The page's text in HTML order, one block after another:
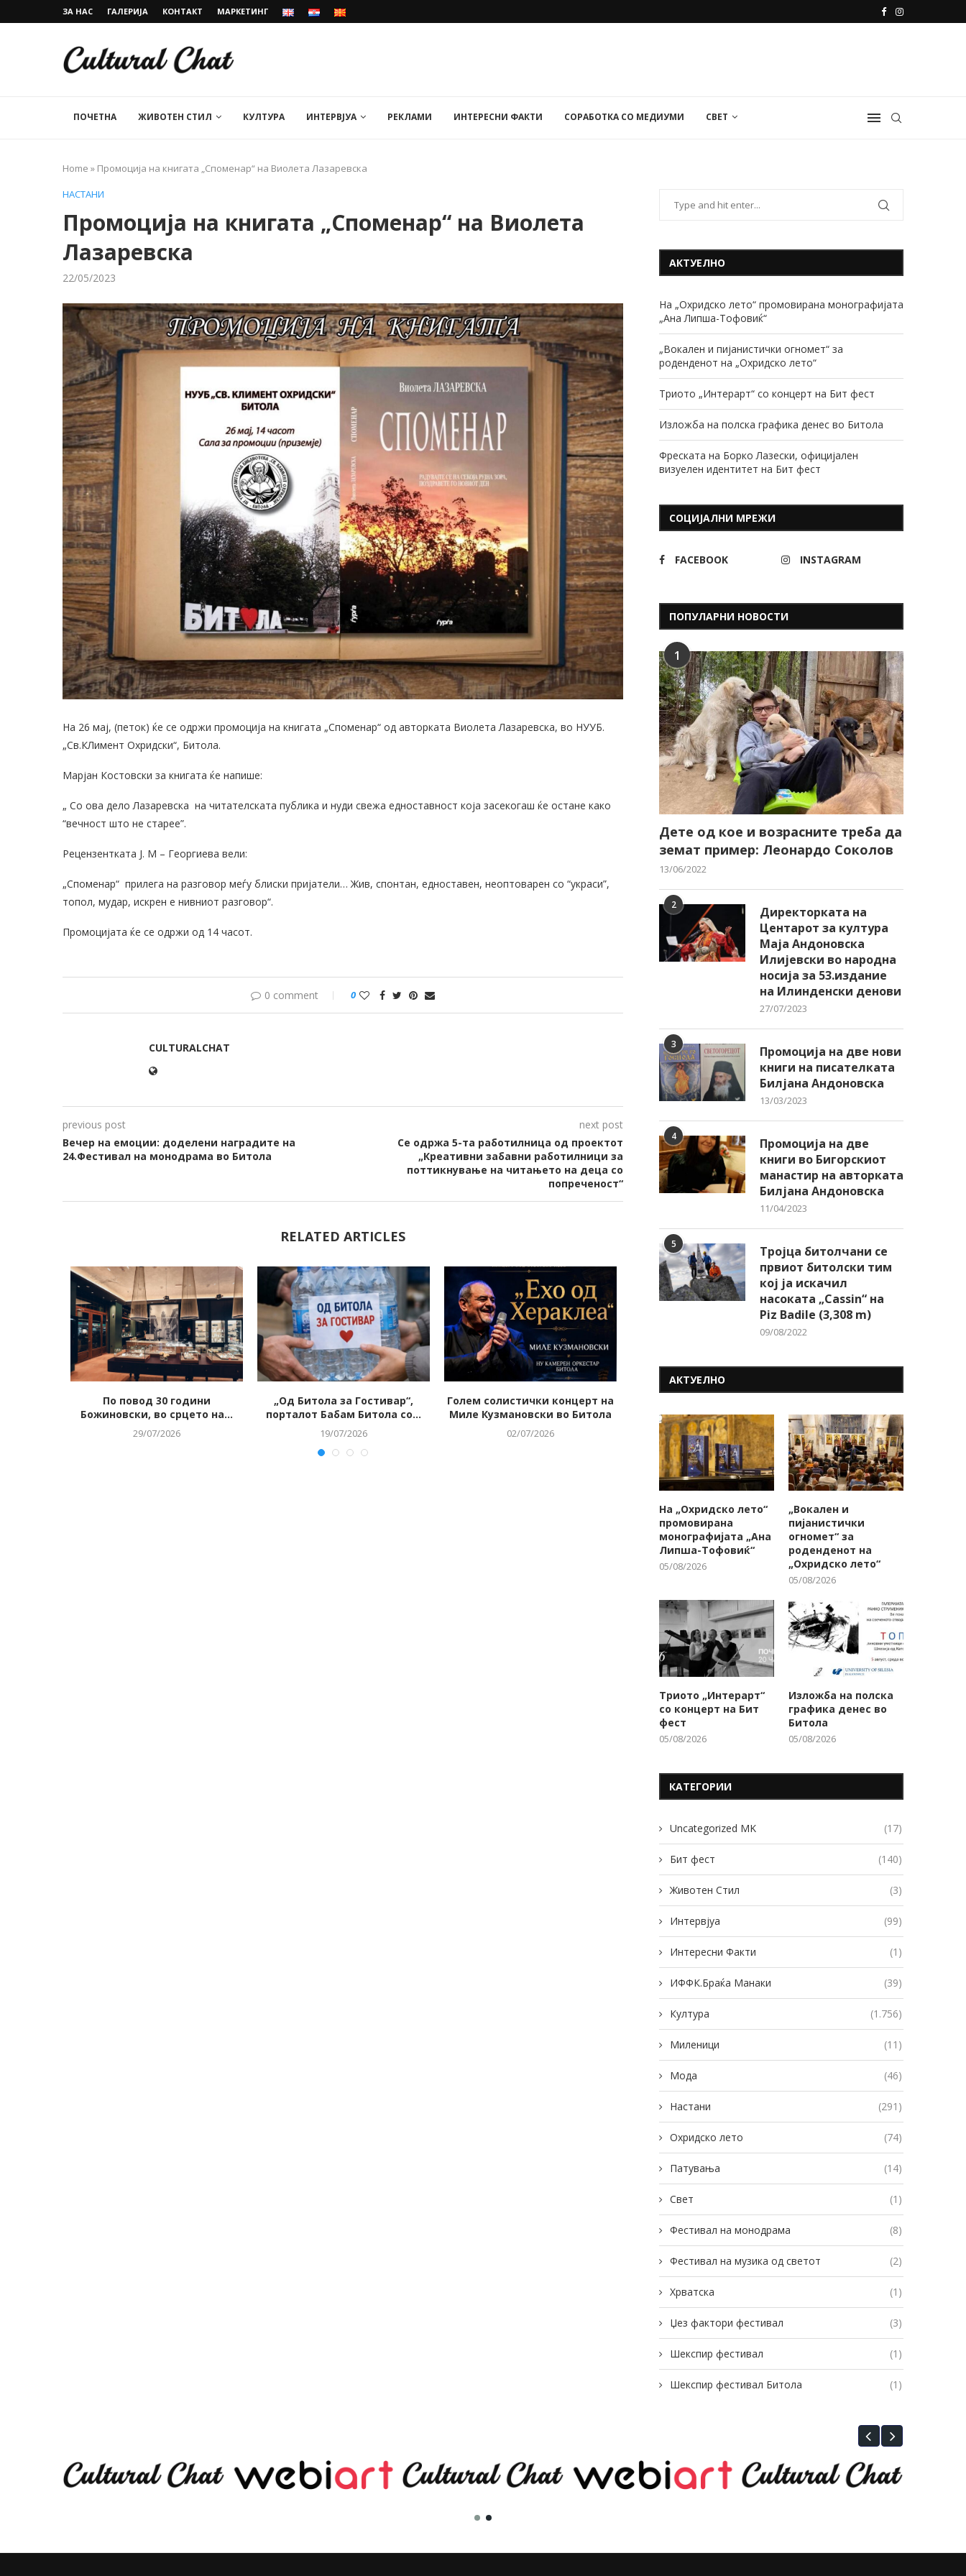
ЗА НАС ГАЛЕРИЈА КОНТАКТ МАРКЕТИНГ
ПОЧЕТНА ЖИВОТЕН СТИЛ КУЛТУРА ИНТЕРВЈУА РЕКЛАМИ ИНТЕРЕСНИ ФАКТИ СОРАБОТКА СО МЕДИУМИ СВЕТ
Home » Промоција на книгата „Споменар“ на Виолета Лазаревска
НАСТАНИ
Промоција на книгата „Споменар“ на Виолета
Лазаревска
22/05/2023
На 26 мај, (петок) ќе се одржи промоција на книгата „Споменар“ од авторката Виолета Лазаревска, во НУУБ.
„Св.КЛимент Охридски“, Битола.
Марјан Костовски за книгата ќе напише:
„ Со ова дело Лазаревска на читателската публика и нуди свежа едноставност која засекогаш ќе остане како
“вечност што не старее”.
Рецензентката Ј. М – Георгиева вели:
„Споменар“ прилега на разговор меѓу блиски пријатели… Жив, спонтан, едноставен, неоптоварен со “украси”,
топол, мудар, искрен е нивниот разговор“.
Промоцијата ќе се одржи од 14 часот.
0 comment 0
CULTURALCHAT
previous post
Вечер на емоции: доделени наградите на
24.Фестивал на монодрама во Битола
next post
Се одржа 5-та работилница од проектот
„Креативни забавни работилници за
поттикнување на читањето на деца со
попреченост“
RELATED ARTICLES
По повод 30 години
Божиновски, во срцето на...
29/07/2026
„Од Битола за Гостивар“,
порталот Бабам Битола со...
19/07/2026
Голем солистички концерт на
Миле Кузмановски во Битола
02/07/2026
Трибјут“ викендов во Битола
26/06/2026
да бидеш? Ново...
22/06/2026
АКТУЕЛНО
На „Охридско лето“ промовирана монографијата
„Ана Липша-Тофовиќ“
„Вокален и пијанистички огномет“ за
роденденот на „Охридско лето“
Триото „Интерарт“ со концерт на Бит фест
Изложба на полска графика денес во Битола
Фреската на Борко Лазески, официјален
визуелен идентитет на Бит фест
СОЦИЈАЛНИ МРЕЖИ
FACEBOOK INSTAGRAM
ПОПУЛАРНИ НОВОСТИ
1
Дете од кое и возрасните треба да
земат пример: Леонардо Соколов
13/06/2022
2
Директорката на
Центарот за култура
Маја Андоновска
Илијевски во народна
носија за 53.издание
на Илинденски денови
27/07/2023
3
Промоција на две нови
книги на писателката
Билјана Андоновска
13/03/2023
4
Промоција на две
книги во Бигорскиот
манастир на авторката
Билјана Андоновска
11/04/2023
5
Тројца битолчани се
првиот битолски тим
кој ја искачил
насоката „Cassin“ на
Piz Badile (3,308 m)
09/08/2022
АКТУЕЛНО
На „Охридско лето“
промовирана
монографијата „Ана
Липша-Тофовиќ“
05/08/2026
„Вокален и
пијанистички
огномет“ за
роденденот на
„Охридско лето“
05/08/2026
Триото „Интерарт“
со концерт на Бит
фест
05/08/2026
Изложба на полска
графика денес во
Битола
05/08/2026
КАТЕГОРИИ
Uncategorized MK (17)
Бит фест (140)
Животен Стил (3)
Интервјуа (99)
Интересни Факти (1)
ИФФК.Браќа Манаки (39)
Култура (1.756)
Миленици (11)
Мода (46)
Настани (291)
Охридско лето (74)
Патувања (14)
Свет (1)
Фестивал на монодрама (8)
Фестивал на музика од светот (2)
Хрватска (1)
Џез фактори фестивал (3)
Шекспир фестивал (1)
Шекспир фестивал Битола (1)